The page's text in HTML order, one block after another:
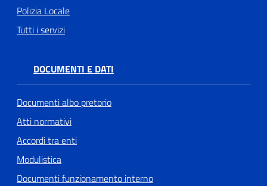
Polizia Locale
Tutti i servizi
DOCUMENTI E DATI
Documenti albo pretorio
Atti normativi
Accordi tra enti
Modulistica
Documenti funzionamento interno